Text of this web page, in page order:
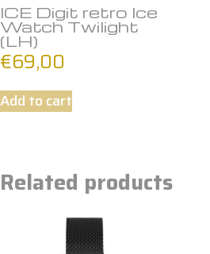
ICE Digit retro Ice
Watch Twilight
(LH)
€69,00
Add to cart
Related products